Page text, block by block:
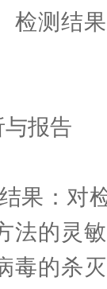
检测结
报告
：对检
法的灵
毒的杀